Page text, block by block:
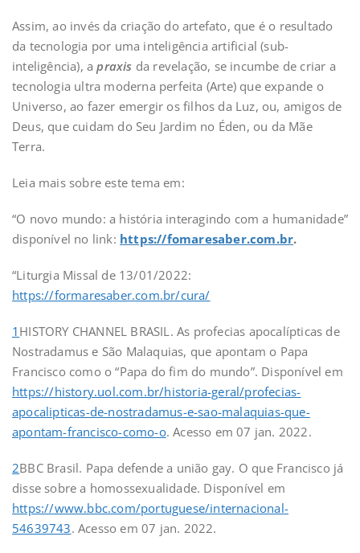
Assim, ao invés da criação do artefato, que é o resultado
da tecnologia por uma inteligência artificial (sub-
inteligência), apraxis da revelação, se incumbe de criar a
tecnologia ultra moderna perfeita (Arte) que expande o
Universo, ao fazer emergir os filhos da Luz, ou, amigos de
Deus, que cuidam do Seu Jardim no Éden, ou da Mãe
Terra.
Leia mais sobre este tema em:
“O novo mundo: a história interagindo com a humanidade”
disponível no link: https://fomaresaber.com.br.
“Liturgia Missal de 13/01/2022:
https://formaresaber.com.br/cura/
1 HISTORY CHANNEL BRASIL. As profecias apocalípticas de
Nostradamus e São Malaquias, que apontam o Papa
Francisco como o “Papa do fim do mundo”. Disponível em
https://history.uol.com.br/historia-geral/profecias-
apocalipticas-de-nostradamus-e-sao-malaquias-que-
apontam-francisco-como-o. Acesso em 07 jan. 2022.
2BBC Brasil. Papa defende a união gay. O que Francisco já
disse sobre a homossexualidade. Disponível em
https://www.bbc.com/portuguese/internacional-
54639743. Acesso em 07 jan. 2022.